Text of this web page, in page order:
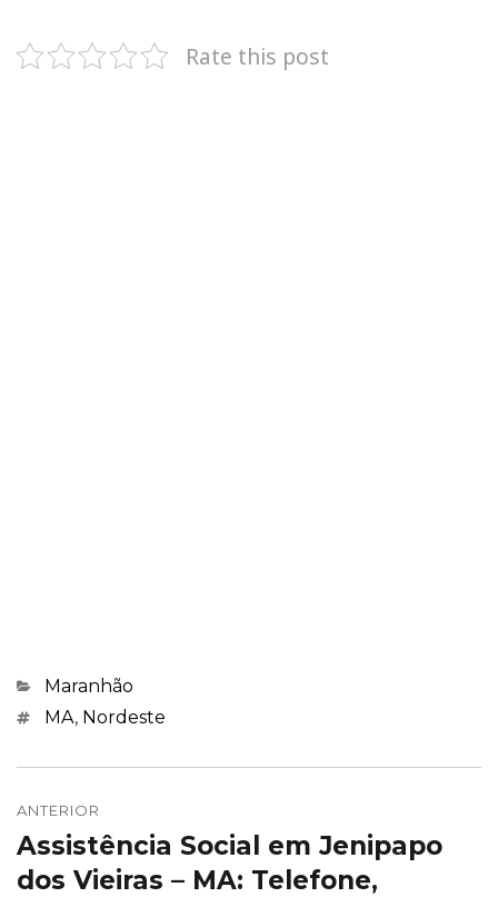
Rate this post
Categorias
Maranhão
Marcações
MA, Nordeste
de
Post
ANTERIOR
Post
anterior:
Assistência Social em Jenipapo
dos Vieiras – MA: Telefone,